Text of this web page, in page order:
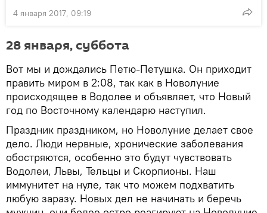
4 января 2017, 09:19
28 января, суббота
Вот мы и дождались Петю-Петушка. Он приходит
править миром в 2:08, так как в Новолуние
происходящее в Водолее и объявляет, что Новый
год по Восточному календарю наступил.
Праздник праздником, но Новолуние делает свое
дело. Люди нервные, хронические заболевания
обостряются, особенно это будут чувствовать
Водолеи, Львы, Тельцы и Скорпионы. Наш
иммунитет на нуле, так что можем подхватить
любую заразу. Новых дел не начинать и беречь